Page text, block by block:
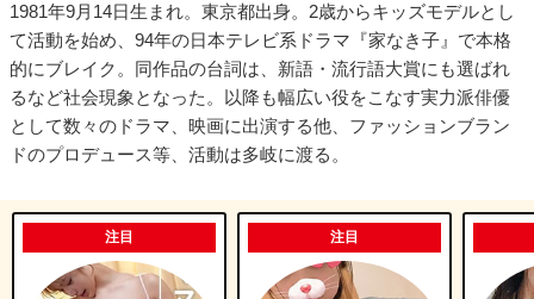
1981年9月14日生まれ。東京都出身。2歳からキッズモデルとし
て活動を始め、94年の日本テレビ系ドラマ『家なき子』で本格
的にブレイク。同作品の台詞は、新語・流行語大賞にも選ばれ
るなど社会現象となった。以降も幅広い役をこなす実力派俳優
として数々のドラマ、映画に出演する他、ファッションブラン
ドのプロデュース等、活動は多岐に渡る。
注目 注目